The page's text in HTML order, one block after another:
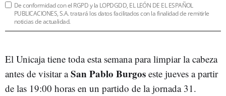
De conformidad con el RGPD y la LOPDGDD, EL LEÓN DE EL ESPAÑOL
PUBLICACIONES, S.A. tratará los datos facilitados con la finalidad de remitirle
noticias de actualidad.
El Unicaja tiene toda esta semana para limpiar la cabeza
antes de visitar aSan Pablo Burgos este jueves a partir
de las 19:00 horas en un partido de la jornada 31.